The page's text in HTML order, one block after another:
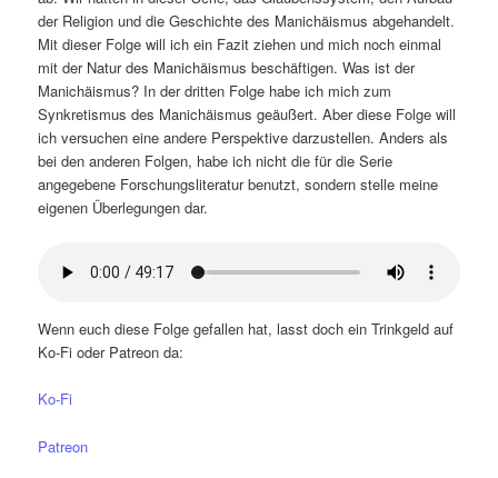
der Religion und die Geschichte des Manichäismus abgehandelt.
Mit dieser Folge will ich ein Fazit ziehen und mich noch einmal
mit der Natur des Manichäismus beschäftigen. Was ist der
Manichäismus? In der dritten Folge habe ich mich zum
Synkretismus des Manichäismus geäußert. Aber diese Folge will
ich versuchen eine andere Perspektive darzustellen. Anders als
bei den anderen Folgen, habe ich nicht die für die Serie
angegebene Forschungsliteratur benutzt, sondern stelle meine
eigenen Überlegungen dar.
Wenn euch diese Folge gefallen hat, lasst doch ein Trinkgeld auf
Ko-Fi oder Patreon da:
Ko-Fi
Patreon